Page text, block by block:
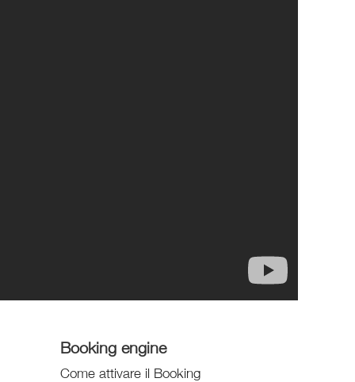
Booking engine
Come attivare il Booking